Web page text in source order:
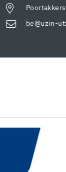
be@uzin-